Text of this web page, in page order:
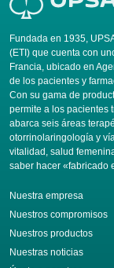
Fundada en 1935,
(ETI) que cuenta con
Francia, ubicado en
de los pacientes y
Con su gama de
permite a los pacientes
abarca seis áreas
otorrinolaringología y
vitalidad, salud
saber hacer «fabricado
Nuestra empresa
Nuestros compromisos
Nuestros productos
Nuestras noticias